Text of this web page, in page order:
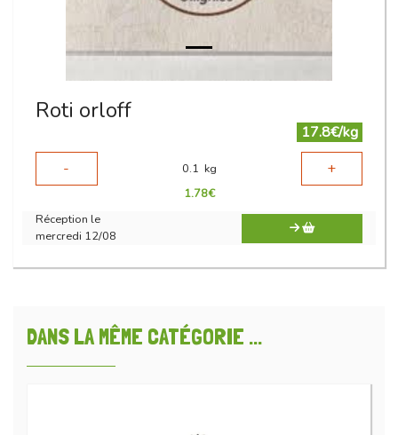
Roti orloff
17.8€/kg
-
0.1 kg +
1.78€
Réception le
mercredi 12/08
DANS LA MÊME CATÉGORIE ...